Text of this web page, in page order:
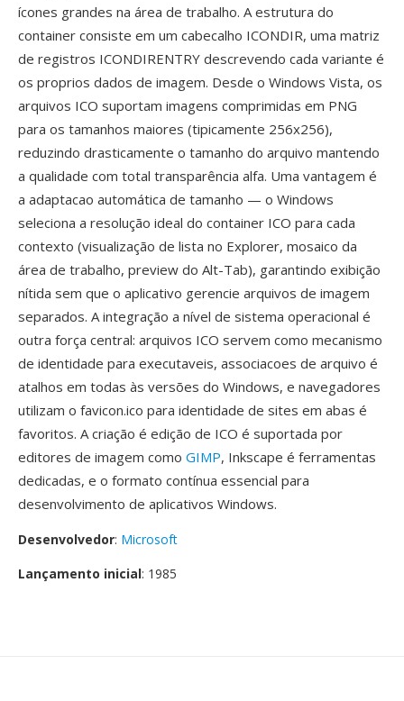
ícones grandes na área de trabalho. A estrutura do
container consiste em um cabecalho ICONDIR, uma matriz
de registros ICONDIRENTRY descrevendo cada variante é
os proprios dados de imagem. Desde o Windows Vista, os
arquivos ICO suportam imagens comprimidas em PNG
para os tamanhos maiores (tipicamente 256x256),
reduzindo drasticamente o tamanho do arquivo mantendo
a qualidade com total transparência alfa. Uma vantagem é
a adaptacao automática de tamanho — o Windows
seleciona a resolução ideal do container ICO para cada
contexto (visualização de lista no Explorer, mosaico da
área de trabalho, preview do Alt-Tab), garantindo exibição
nítida sem que o aplicativo gerencie arquivos de imagem
separados. A integração a nível de sistema operacional é
outra força central: arquivos ICO servem como mecanismo
de identidade para executaveis, associacoes de arquivo é
atalhos em todas às versões do Windows, e navegadores
utilizam o favicon.ico para identidade de sites em abas é
favoritos. A criação é edição de ICO é suportada por
editores de imagem como GIMP, Inkscape é ferramentas
dedicadas, e o formato contínua essencial para
desenvolvimento de aplicativos Windows.
Desenvolvedor: Microsoft
Lançamento inicial: 1985